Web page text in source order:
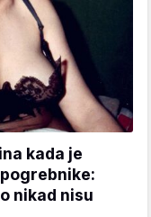
kada je
nikad nisu